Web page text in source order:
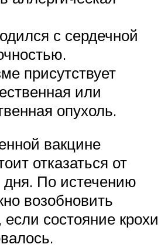
с сердечной
присутствует
или
опухоль.
вакцине
отказаться от
дня. По истечению
возобновить
если состояние крохи